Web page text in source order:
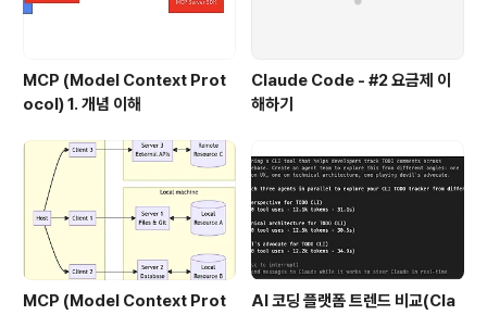
MCP (Model Context Prot
ocol) 1. 개념 이해
Claude Code - #2 요금제 이
해하기
MCP (Model Context Prot
AI 코딩 플랫폼 트렌드 비교(Cla